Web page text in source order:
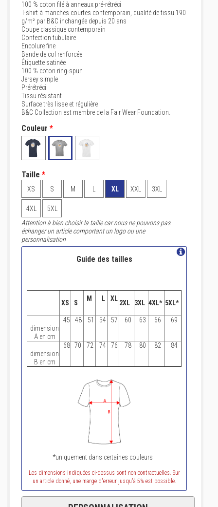
100 % coton filé à anneaux pré-rétréci
T-shirt à manches courtes contemporain, qualité de tissu 190
g/m² par B&C inchangée depuis 20 ans
Coupe classique contemporain
Confection tubulaire
Encolure fine
Bande de col renforcée
Étiquette satinée
100 % coton ring-spun
Jersey simple
Prérétréci
Tissu résistant
Surface très lisse et régulière
B&C Collection est membre de la Fair Wear Foundation.
Couleur *
Taille *
XS S M XL XXL 3XL
4XL
5XL
Attention à bien choisir la taille car nous ne pouvons pas
échanger un article comportant un logo ou une
personnalisation
Guide des tailles
XS S
M L XL
2XL 3XL 4XL* 5XL*
dimension
A en cm
45 48 51 54 57 60 63 66 69
dimension
B en cm
68 70 72 74 76 78 80 82 84
*uniquement dans certaines couleurs
Les dimensions indiquées ci-dessus sont non contractuelles. Sur
un article donné, une marge d'erreur jusqu'à 5% est possible.